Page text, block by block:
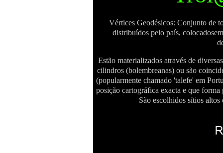
Vértices Geodésicos: Conjunto de
distribuídos pelo país,
Estão materializados através de
cilindros (bolembreanas) ou são
(popularmente chamado 'talefe' em
posição cartográfica exacta e que
São escolhidos sítios